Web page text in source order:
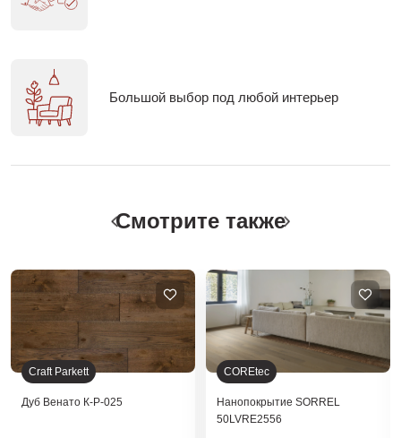
Большой выбор под любой интерьер
Смотрите также
Craft Parkett
Дуб Венато К-Р-025
COREtec
Нанопокрытие SORREL
50LVRE2556